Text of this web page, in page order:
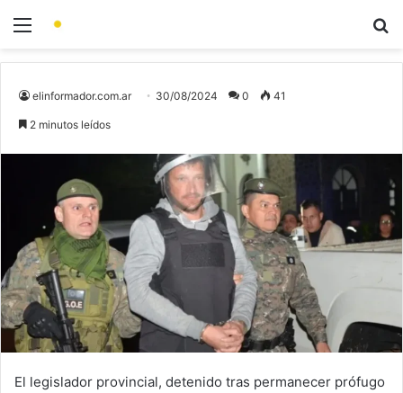
elinformador.com.ar 30/08/2024 0 41
2 minutos leídos
El legislador provincial, detenido tras permanecer prófugo